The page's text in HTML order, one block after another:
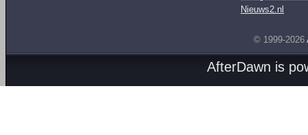
Nieuws2.nl
© 1999-2026
AfterDawn is